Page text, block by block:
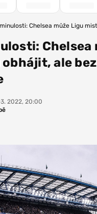
Chelsea může Ligu
Chelsea
ale
2022, 20:00